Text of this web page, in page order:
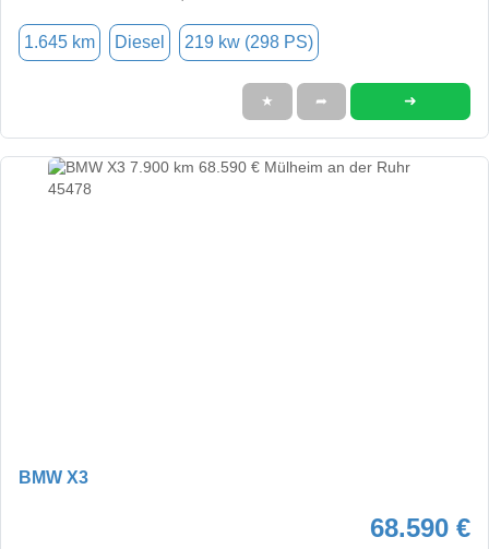
1.645 km Diesel 219 kw (298 PS)
★ ➦ ➜
BMW X3
68.590 €